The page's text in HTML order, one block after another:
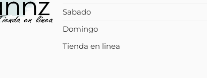
Sabado
Domingo
Tienda en linea